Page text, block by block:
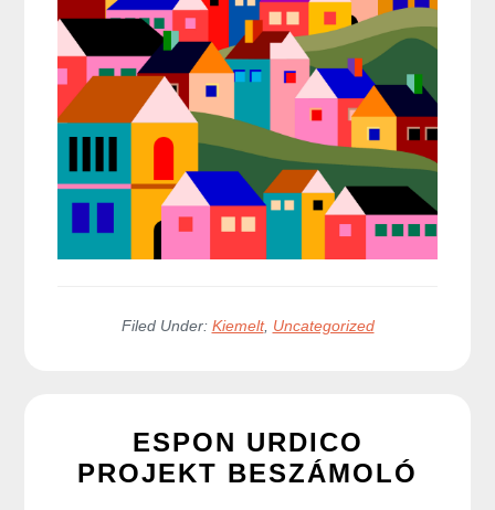
Filed Under: Kiemelt, Uncategorized
ESPON URDICO
PROJEKT BESZÁMOLÓ